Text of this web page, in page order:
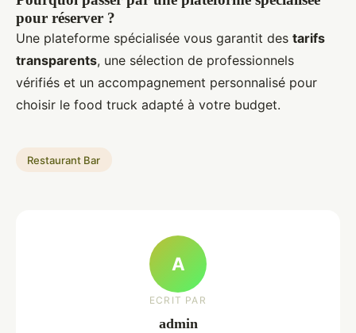
pour réserver ?
Une plateforme spécialisée vous garantit des tarifs
transparents, une sélection de professionnels
vérifiés et un accompagnement personnalisé pour
choisir le food truck adapté à votre budget.
Restaurant Bar
A
ECRIT PAR
admin